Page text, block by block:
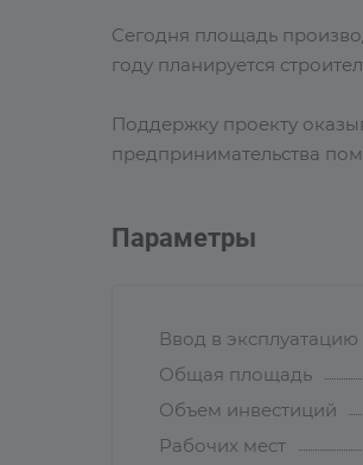
Сегодня площадь
году планируется
Поддержку проекту
предпринимательства
Параметры
Ввод в эксплуатацию
Общая площадь
Объем инвестиций
Рабочих мест